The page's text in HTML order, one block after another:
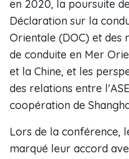
en 2020, la poursuite
Déclaration sur la
Orientale (DOC) et des
de conduite en Mer
et la Chine, et les
des relations entre
coopération de
Lors de la conférence,
marqué leur accord